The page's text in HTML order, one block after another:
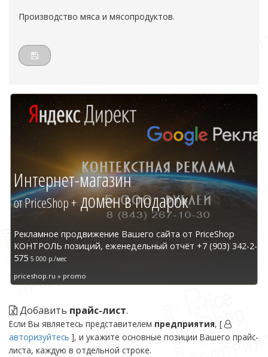
Производство мяса и мясопродуктов.
Интернет-магазин
от PriceShop +домен в подарок
Рекламное продвижение Вашего сайта от PriceShop
КОНТРОЛЬ позиций, еженедельный отчёт +7 (903) 342-2-
575 5 000 р./мес
priceshop.ru » promo
Добавить прайс-лист.
Если Вы являетесь представителем предприятия, [
авторизуйтесь ], и укажите основные позиции Вашего прайс-
листа, каждую в отдельной строке.